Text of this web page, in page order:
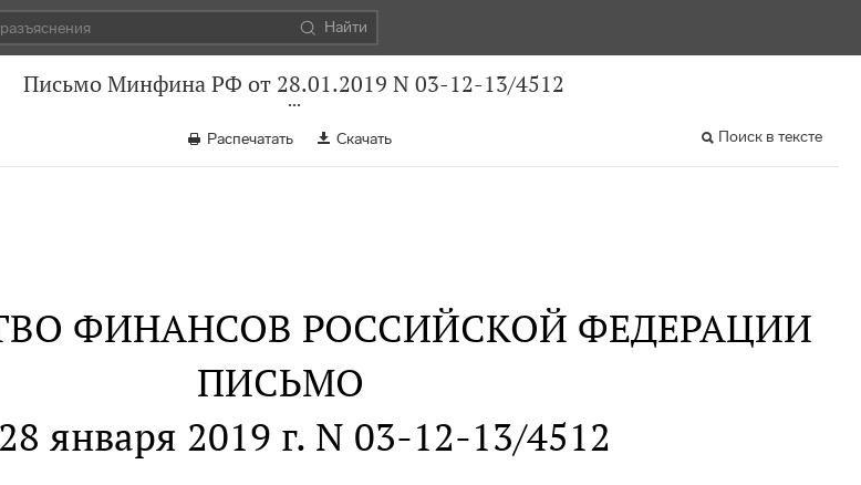
Найти
Письмо Минфина РФ от 28.01.2019 N 03-12-13/4512
Распечатать Скачать Поиск в тексте
ФИНАНСОВ РОССИЙСКОЙ ФЕДЕРАЦИИ
ПИСЬМО
января 2019 г. N 03-12-13/4512